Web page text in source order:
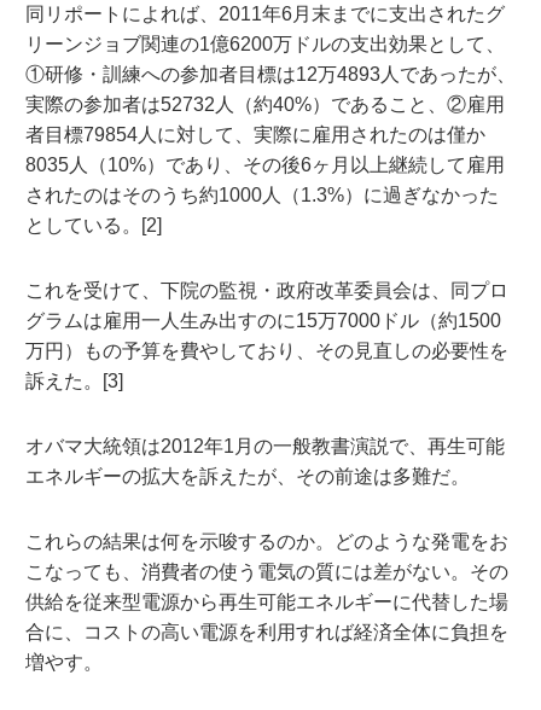
同リポートによれば、2011年6月末までに支出されたグ
リーンジョブ関連の1億6200万ドルの支出効果として、
①研修・訓練への参加者目標は12万4893人であったが、
実際の参加者は52732人（約40%）であること、②雇用
者目標79854人に対して、実際に雇用されたのは僅か
8035人（10%）であり、その後6ヶ月以上継続して雇用
されたのはそのうち約1000人（1.3%）に過ぎなかった
としている。[2]
これを受けて、下院の監視・政府改革委員会は、同プロ
グラムは雇用一人生み出すのに15万7000ドル（約1500
万円）もの予算を費やしており、その見直しの必要性を
訴えた。[3]
オバマ大統領は2012年1月の一般教書演説で、再生可能
エネルギーの拡大を訴えたが、その前途は多難だ。
これらの結果は何を示唆するのか。どのような発電をお
こなっても、消費者の使う電気の質には差がない。その
供給を従来型電源から再生可能エネルギーに代替した場
合に、コストの高い電源を利用すれば経済全体に負担を
増やす。